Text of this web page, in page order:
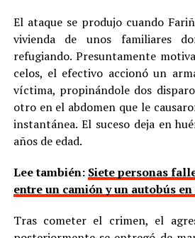
El ataque se produjo cuando
vivienda de unos familiares
refugiando. Presuntamente
celos, el efectivo accionó un
víctima, propinándole dos
otro en el abdomen que le
instantánea. El suceso deja en
años de edad.
Lee también: Siete personas
entre un camión y un autobús
Tras cometer el crimen, el